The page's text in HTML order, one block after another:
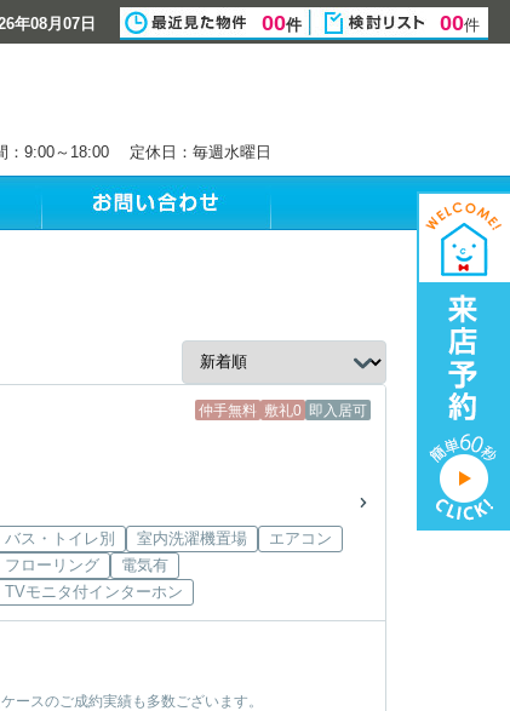
年08月07日 00件 00件
：9:00～18:00 定休日：毎週水曜日
仲手無料 敷礼0 即入居可
バス・トイレ別 室内洗濯機置場
エアコン
フローリング
電気有
TVモニタ付インターホン
ースのご成約実績も多数ございます。